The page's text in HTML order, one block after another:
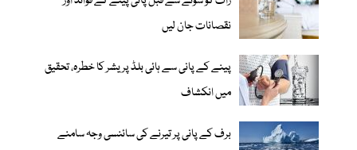
نقصانات جان لیں
پینے کے پانی سے ہائی بلڈ پریشر کا خطرہ، تحقیق
میں انکشاف
برف کے پانی پر تیرنے کی سائنسی وجہ سامنے